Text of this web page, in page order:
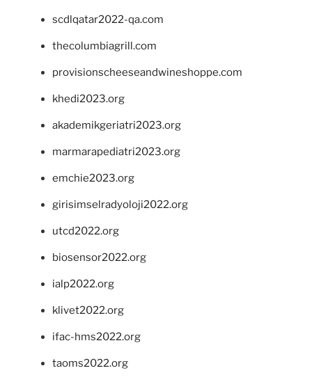
scdlqatar2022-qa.com
thecolumbiagrill.com
provisionscheeseandwineshoppe.com
khedi2023.org
akademikgeriatri2023.org
marmarapediatri2023.org
emchie2023.org
girisimselradyoloji2022.org
utcd2022.org
biosensor2022.org
ialp2022.org
klivet2022.org
ifac-hms2022.org
taoms2022.org